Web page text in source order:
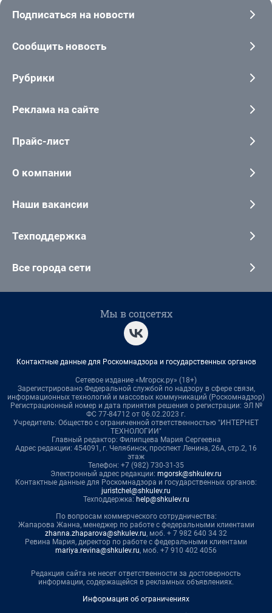
Подписаться на новости
Сообщить новость
Рубрики
Реклама на сайте
Прайс-лист
О компании
Наши вакансии
Техподдержка
Все города сети
Мы в соцсетях
Контактные данные для Роскомнадзора и государственных органов
Сетевое издание «Мгорск.ру» (18+)
Зарегистрировано Федеральной службой по надзору в сфере связи,
информационных технологий и массовых коммуникаций (Роскомнадзор)
Регистрационный номер и дата принятия решения о регистрации: ЭЛ №
ФС 77-84712 от 06.02.2023 г.
Учредитель: Общество с ограниченной ответственностью "ИНТЕРНЕТ
ТЕХНОЛОГИИ"
Главный редактор: Филипцева Мария Сергеевна
Адрес редакции: 454091, г. Челябинск, проспект Ленина, 26А, стр.2, 16
этаж
Телефон: +7 (982) 730-31-35
Электронный адрес редакции: mgorsk@shkulev.ru
Контактные данные для Роскомнадзора и государственных органов:
juristchel@shkulev.ru
Техподдержка: help@shkulev.ru
По вопросам коммерческого сотрудничества:
Жапарова Жанна, менеджер по работе с федеральными клиентами
zhanna.zhaparova@shkulev.ru, моб. + 7 982 640 34 32
Ревина Мария, директор по работе с федеральными клиентами
mariya.revina@shkulev.ru, моб. +7 910 402 4056
Редакция сайта не несет ответственности за достоверность
информации, содержащейся в рекламных объявлениях.
Информация об ограничениях